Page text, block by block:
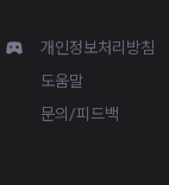
개인정보처리방침
도움말
문의/피드백